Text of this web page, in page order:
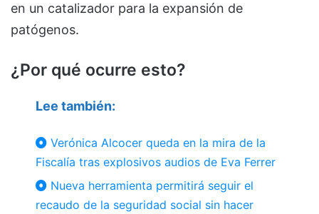
en un catalizador para la expansión de
patógenos.
¿Por qué ocurre esto?
Lee también:
Verónica Alcocer queda en la mira de la
Fiscalía tras explosivos audios de Eva Ferrer
Nueva herramienta permitirá seguir el
recaudo de la seguridad social sin hacer